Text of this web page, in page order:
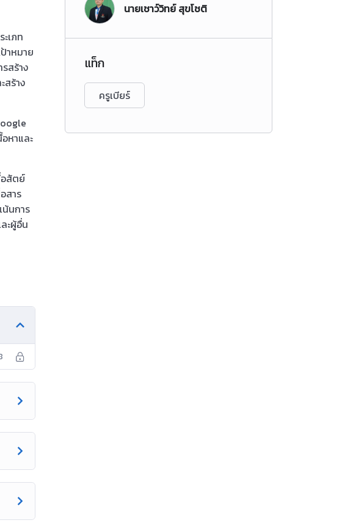
เภท
าหมาย
สร้าง
สร้าง
หาและ
สัตย์
สาร
นการ
ะผู้อื่น
นายเชาว์วิทย์ สุขโชติ
แท็ก
ครูเบียร์